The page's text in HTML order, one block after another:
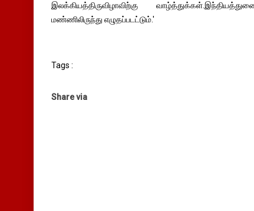
இலக்கியத்திருவிழாவிற்கு
மண்ணிலிருந்து எழுதப்படட்டும்.'
Tags :
Share via